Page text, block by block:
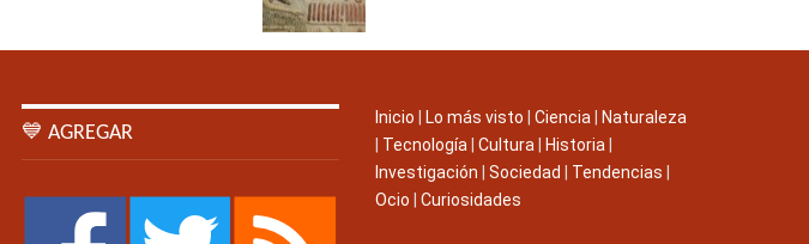
💙 AGREGAR
Inicio Lo más visto Ciencia
Naturaleza
Tecnología Cultura Historia
Investigación
Sociedad Tendencias
Ocio
Curiosidades